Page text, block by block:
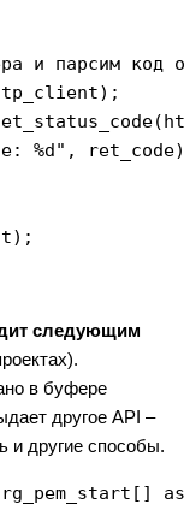
и парсим код
%d",
следующим
в буфере
другое API –
и другие способы.